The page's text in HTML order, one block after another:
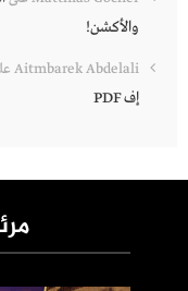
والأكشن!
Aitmbarek Abdelali
إف PDF